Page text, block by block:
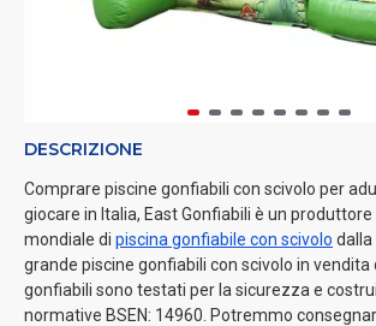
DESCRIZIONE
Comprare piscine gonfiabili con scivolo per
giocare in Italia, East Gonfiabili è un produttore
mondiale di piscina gonfiabile con scivolo dalla
grande piscine gonfiabili con scivolo in vendita
gonfiabili sono testati per la sicurezza e
normative BSEN: 14960. Potremmo